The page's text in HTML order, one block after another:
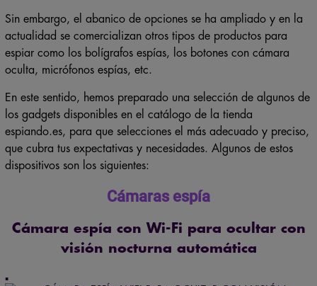
actualidad se comercializan otros tipos de productos para
espiar como los bolígrafos espías, los botones con cámara
oculta, micrófonos espías, etc.
los gadgets disponibles en el catálogo de la tienda
espiando.es, para que selecciones el más adecuado y preciso,
que cubra tus expectativas y necesidades. Algunos de estos
dispositivos son los siguientes:
visión nocturna automática